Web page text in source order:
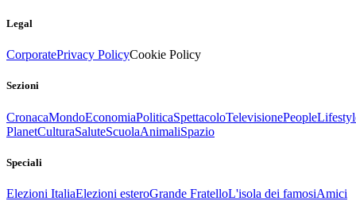
Legal
CorporatePrivacy PolicyCookie Policy
Sezioni
CronacaMondoEconomiaPoliticaSpettacoloTelevisionePeople
PlanetCulturaSaluteScuolaAnimaliSpazio
Speciali
Elezioni ItaliaElezioni esteroGrande FratelloL'isola dei famosiAmici